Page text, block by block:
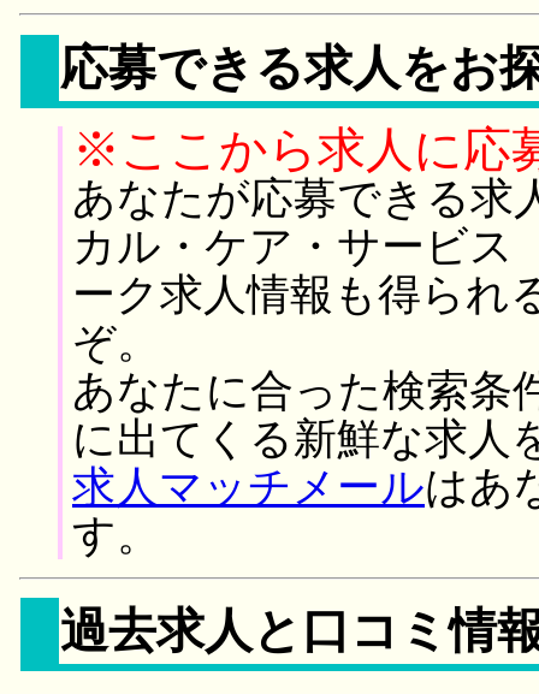
応募できる求人をお
※ここから求人に応
あなたが応募できる求
カル・ケア・サービ
ーク求人情報も得られ
ぞ。
あなたに合った検索条
に出てくる新鮮な求人
求人マッチメールはあ
す。
過去求人と口コミ情